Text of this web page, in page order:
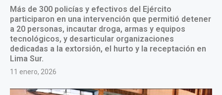
Más de 300 policías y efectivos del Ejército
participaron en una intervención que permitió detener
a 20 personas, incautar droga, armas y equipos
tecnológicos, y desarticular organizaciones
dedicadas a la extorsión, el hurto y la receptación en
Lima Sur.
11 enero, 2026